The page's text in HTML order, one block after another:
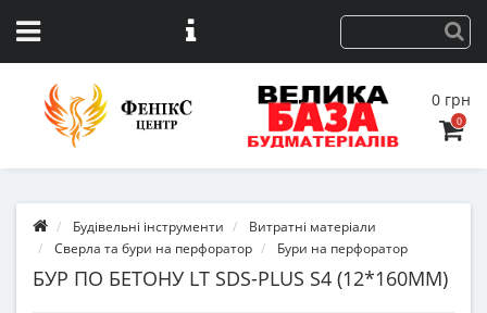
0 грн
0
Будівельні інструменти
Витратні матеріали
Сверла та бури на перфоратор
Бури на перфоратор
БУР ПО БЕТОНУ LT SDS-PLUS S4 (12*160ММ)